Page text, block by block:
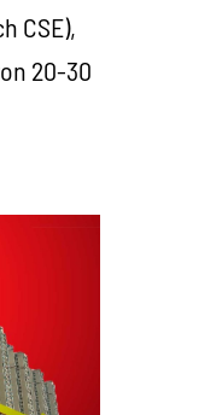
CSE),
20-30